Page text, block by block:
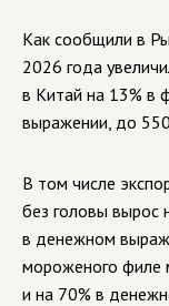
Как сообщили в
2026 года
в Китай на 13% в
выражении, до
В том числе
без головы вырос
в денежном
мороженого филе
и на 70% в